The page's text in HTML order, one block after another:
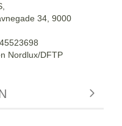
34, 9000
Nordlux/DFTP